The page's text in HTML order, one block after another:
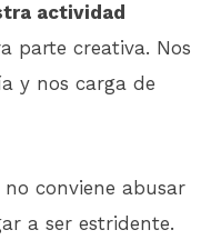
actividad
parte creativa. Nos
y nos carga de
conviene abusar
a ser estridente.